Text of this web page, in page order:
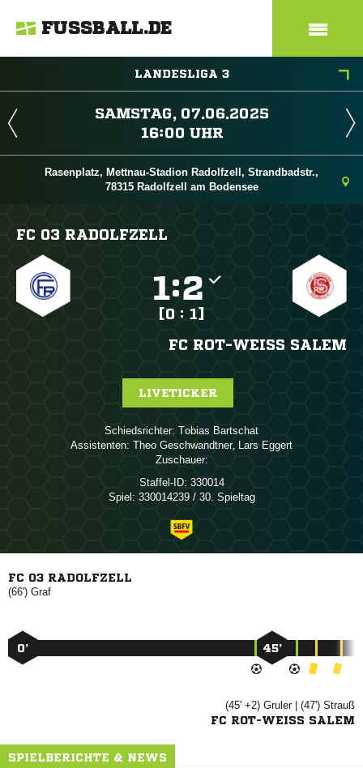
FUSSBALL.DE
LANDESLIGA 3
 
 
Rasenplatz, Mettnau-Stadion Radolfzell, Strandbadstr.,
78315 Radolfzell am Bodensee
FC 03 RADOLFZELL
:
[0 : 1]
FC ROT-WEISS SALEM
LIVETICKER
Schiedsrichter:  
Assistenten:  ,  
Zuschauer:
Staffel-ID: 330014
Spiel: 330014239 / 30. Spieltag
FC 03 RADOLFZELL
(66') 
0’ 45’
(45' +2) | (47') 
FC ROT-WEISS SALEM
SPIELBERICHTE & NEWS